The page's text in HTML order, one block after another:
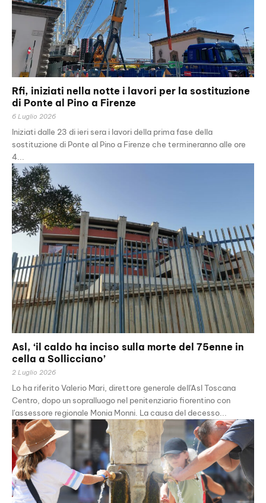
Rfi, iniziati nella notte i lavori per la sostituzione
di Ponte al Pino a Firenze
6 Luglio 2026
Iniziati dalle 23 di ieri sera i lavori della prima fase della
sostituzione di Ponte al Pino a Firenze che termineranno alle ore
4...
Asl, ‘il caldo ha inciso sulla morte del 75enne in
cella a Sollicciano’
2 Luglio 2026
Lo ha riferito Valerio Mari, direttore generale dell'Asl Toscana
Centro, dopo un sopralluogo nel penitenziario fiorentino con
l'assessore regionale Monia Monni. La causa del decesso...